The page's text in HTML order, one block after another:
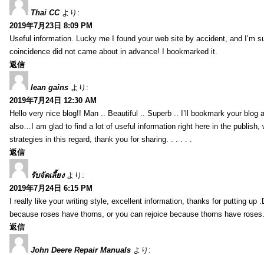
Thai CC より:
2019年7月23日 8:09 PM
Useful information. Lucky me I found your web site by accident, and I’m
coincidence did not came about in advance! I bookmarked it.
返信
lean gains より:
2019年7月24日 12:30 AM
Hello very nice blog!! Man .. Beautiful .. Superb .. I’ll bookmark your blog
also…I am glad to find a lot of useful information right here in the publish,
strategies in this regard, thank you for sharing. . . . . .
返信
รับจัดเลี้ยง より:
2019年7月24日 6:15 PM
I really like your writing style, excellent information, thanks for putting up
because roses have thorns, or you can rejoice because thorns have
返信
John Deere Repair Manuals より: